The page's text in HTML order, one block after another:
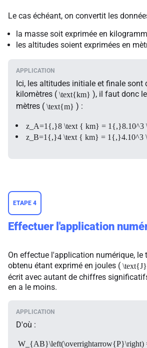
Le cas échéant, on convertit les
la masse soit exprimée en
les altitudes soient exprimées en
Ici, les altitudes initiale et finale sont
kilomètres ( \text{km} ), il faut donc
mètres ( \text{m} ) :
z_A=1{,}8 \text { km} = 1{,}8.10^3
z_B=1{,}4 \text { km} = 1{,}4.10^3
ETAPE 4
Effectuer l'application
On effectue l'application numérique, le
obtenu étant exprimé en joules ( \text{J}
écrit avec autant de chiffres
en a le moins.
D'où :
W_{AB}\left(\overrightarrow{P}\right)